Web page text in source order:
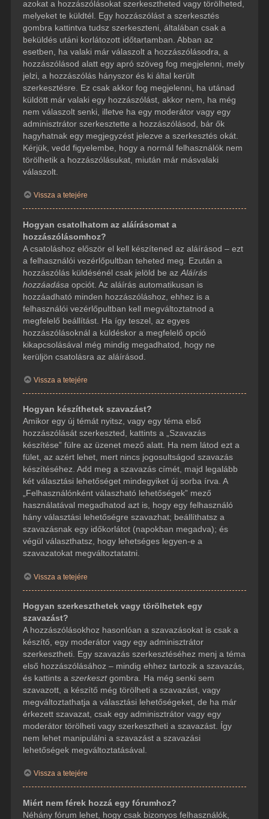
azokat a hozzászólásokat szerkesztheted vagy törölheted,
melyeket te küldtél. Egy hozzászólást a szerkesztés
gombra kattintva tudsz szerkeszteni, általában csak a
beküldés utáni korlátozott időtartamban. Abban az
esetben, ha valaki már válaszolt a hozzászólásodra, a
hozzászólásod alatt egy apró szöveg fog megjelenni, mely
jelzi, a hozzászólás hányszor és ki által került
szerkesztésre. Ez csak akkor fog megjelenni, ha utánad
küldött már valaki egy hozzászólást, akkor nem, ha még
nem válaszolt senki, illetve ha egy moderátor vagy egy
adminisztrátor szerkesztette a hozzászólásod, bár ők
hagyhatnak egy megjegyzést jelezve a szerkesztés okát.
Kérjük, vedd figyelembe, hogy a normál felhasználók nem
törölhetik a hozzászólásukat, miután már másvalaki
válaszolt.
Vissza a tetejére
Hogyan csatolhatom az aláírásomat a
hozzászólásomhoz?
A csatoláshoz először el kell készítened az aláírásod – ezt
a felhasználói vezérlőpultban teheted meg. Ezután a
hozzászólás küldésénél csak jelöld be az Aláírás
hozzáadása opciót. Az aláírás automatikusan is
hozzáadható minden hozzászóláshoz, ehhez is a
felhasználói vezérlőpultban kell megváltoztatnod a
megfelelő beállítást. Ha így teszel, az egyes
hozzászólásoknál a küldéskor a megfelelő opció
kikapcsolásával még mindig megadhatod, hogy ne
kerüljön csatolásra az aláírásod.
Vissza a tetejére
Hogyan készíthetek szavazást?
Amikor egy új témát nyitsz, vagy egy téma első
hozzászólását szerkeszted, kattints a „Szavazás
készítése” fülre az üzenet mező alatt. Ha nem látod ezt a
fület, az azért lehet, mert nincs jogosultságod szavazás
készítéséhez. Add meg a szavazás címét, majd legalább
két választási lehetőséget mindegyiket új sorba írva. A
„Felhasználónként válaszható lehetőségek” mező
használatával megadhatod azt is, hogy egy felhasználó
hány választási lehetőségre szavazhat; beállíthatsz a
szavazásnak egy időkorlátot (napokban megadva); és
végül választhatsz, hogy lehetséges legyen-e a
szavazatokat megváltoztatatni.
Vissza a tetejére
Hogyan szerkeszthetek vagy törölhetek egy
szavazást?
A hozzászólásokhoz hasonlóan a szavazásokat is csak a
készítő, egy moderátor vagy egy adminisztrátor
szerkesztheti. Egy szavazás szerkesztéséhez menj a téma
első hozzászólásához – mindig ehhez tartozik a szavazás,
és kattints a szerkesztgombra. Ha még senki sem
szavazott, a készítő még törölheti a szavazást, vagy
megváltoztathatja a választási lehetőségeket, de ha már
érkezett szavazat, csak egy adminisztrátor vagy egy
moderátor törölheti vagy szerkesztheti a szavazást. Így
nem lehet manipulálni a szavazást a szavazási
lehetőségek megváltoztatásával.
Vissza a tetejére
Miért nem férek hozzá egy fórumhoz?
Néhány fórum lehet, hogy csak bizonyos felhasználók,